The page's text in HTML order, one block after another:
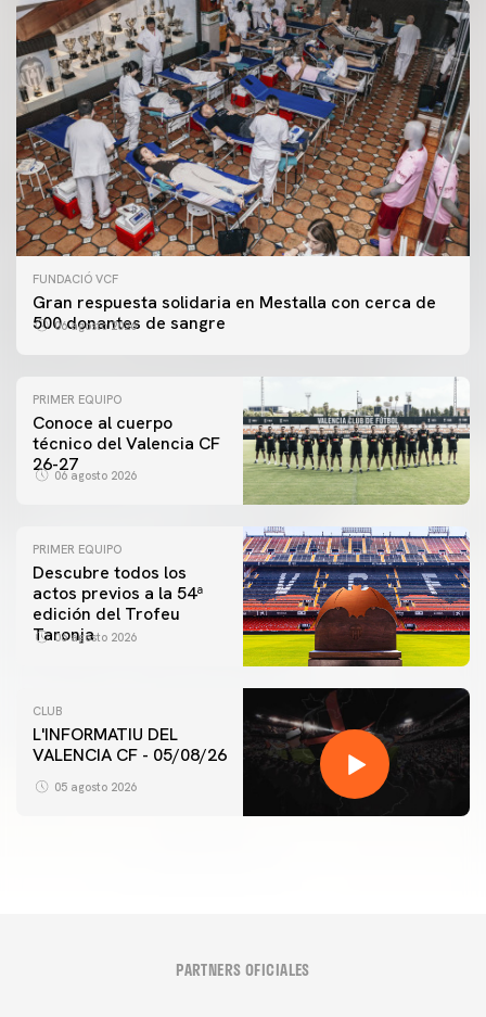
FUNDACIÓ VCF
Gran respuesta solidaria en Mestalla con cerca de
500 donantes de sangre
06 agosto 2026
PRIMER EQUIPO
Conoce al cuerpo
técnico del Valencia CF
26-27
06 agosto 2026
PRIMER EQUIPO
Descubre todos los
actos previos a la 54ª
edición del Trofeu
Taronja
06 agosto 2026
CLUB
L'INFORMATIU DEL
VALENCIA CF - 05/08/26
05 agosto 2026
PARTNERS OFICIALES